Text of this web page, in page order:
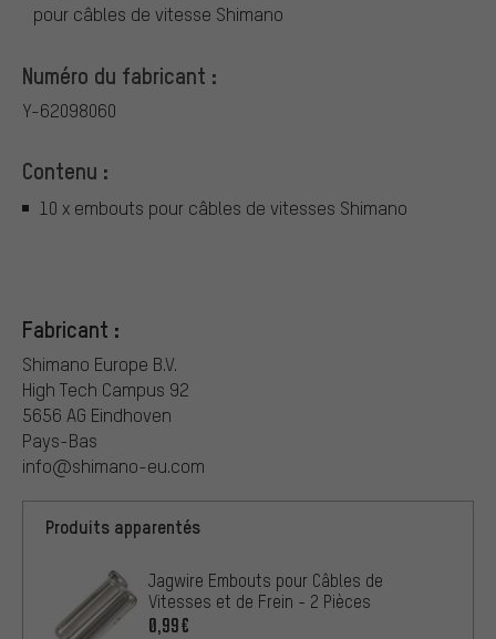
pour câbles de vitesse Shimano
Numéro du fabricant :
Y-62098060
Contenu :
10 x embouts pour câbles de vitesses Shimano
Fabricant :
Shimano Europe B.V.
High Tech Campus 92
5656 AG Eindhoven
Pays-Bas
info@shimano-eu.com
Produits apparentés
Jagwire Embouts pour Câbles de
Vitesses et de Frein - 2 Pièces
0,99€